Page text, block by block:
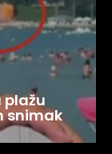
plažu
snimak